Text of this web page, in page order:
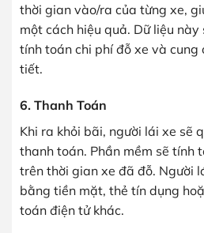
thời gian vào/ra của từng xe,
một cách hiệu quả. Dữ liệu này
tính toán chi phí đỗ xe và cung
tiết.
6. Thanh Toán
Khi ra khỏi bãi, người lái xe sẽ
thanh toán. Phần mềm sẽ tính
trên thời gian xe đã đỗ. Người
bằng tiền mặt, thẻ tín dụng
toán điện tử khác.